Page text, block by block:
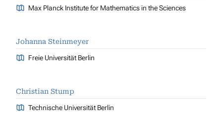
Max Planck Institute for Mathematics in the Sciences
Johanna Steinmeyer
Freie Universität Berlin
Christian Stump
Technische Universität Berlin